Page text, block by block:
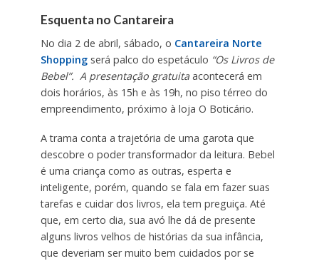
Esquenta no Cantareira
No dia 2 de abril, sábado, o Cantareira Norte
Shoppingserá palco do espetáculo “Os Livros de
Bebel”. A presentação gratuitaacontecerá em
dois horários, às 15h e às 19h, no piso térreo do
empreendimento, próximo à loja O Boticário.
A trama conta a trajetória de uma garota que
descobre o poder transformador da leitura. Bebel
é uma criança como as outras, esperta e
inteligente, porém, quando se fala em fazer suas
tarefas e cuidar dos livros, ela tem preguiça. Até
que, em certo dia, sua avó lhe dá de presente
alguns livros velhos de histórias da sua infância,
que deveriam ser muito bem cuidados por se